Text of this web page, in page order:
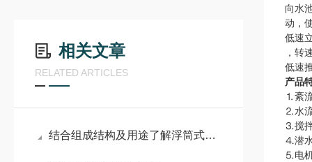
相关文章
RELATED ARTICLES
结合组成结构及用途了解浮筒式搅拌机
向水
动，
低速
，转
低速
产品
⒈紊
⒉水
⒊搅
⒋潜
⒌电